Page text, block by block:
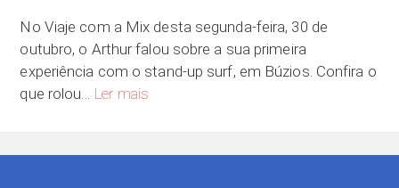
No Viaje com a Mix desta segunda-feira, 30 de
outubro, o Arthur falou sobre a sua primeira
experiência com o stand-up surf, em Búzios. Confira o
que rolou… Ler mais